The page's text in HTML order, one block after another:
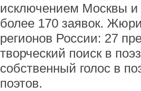
исключением Москвы и
более 170 заявок.
регионов России: 27
творческий поиск в
собственный голос в
поэтов.